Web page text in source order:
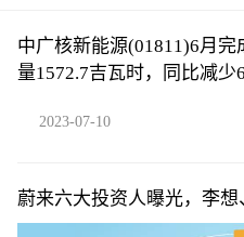
中广核新能源(01811)6月完
量1572.7吉瓦时，同比减少
2023-07-10
蔚来六大投资人曝光，李
敏洪排不上号